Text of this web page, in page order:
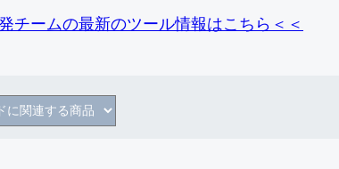
チームの最新のツール情報はこちら＜＜